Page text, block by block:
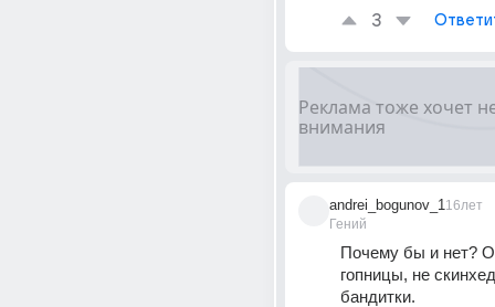
3
andrei_bogunov_1
Гений
16лет
Почему бы и нет?
гопницы, не
бандитки.